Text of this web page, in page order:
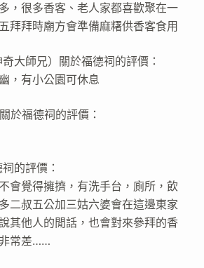
，很多香客、老人家都喜歡聚在一
拜拜時廟方會準備麻糬供香客食用
大師兄）關於福德祠的評價：
，有小公園可休息
於福德祠的評價：
的評價：
會覺得擁擠，有洗手台，廁所，飲
二叔五公加三姑六婆會在這邊東家
其他人的閒話，也會對來參拜的香
常差……